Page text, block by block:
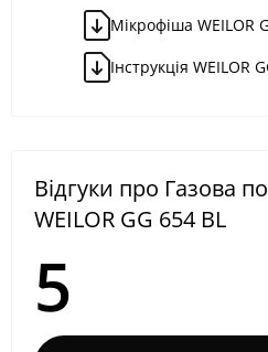
Мікрофіша WEILOR
Iнструкція WEILOR
Відгуки про Газова
WEILOR GG 654 BL
5